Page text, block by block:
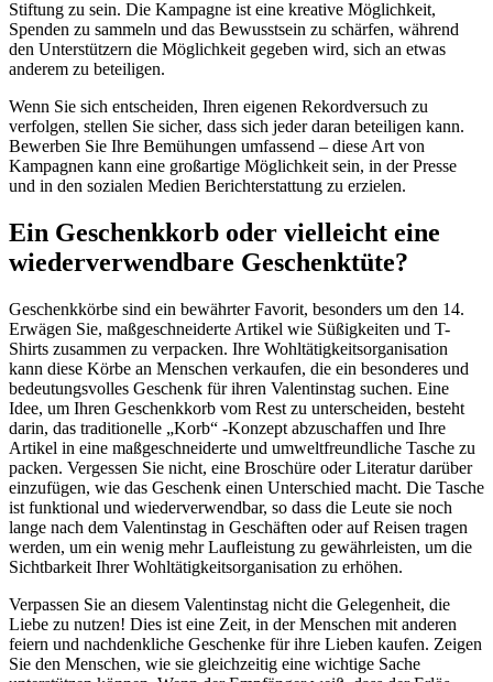
Stiftung zu sein. Die Kampagne ist eine kreative Möglichkeit,
Spenden zu sammeln und das Bewusstsein zu schärfen, während
den Unterstützern die Möglichkeit gegeben wird, sich an etwas
anderem zu beteiligen.
Wenn Sie sich entscheiden, Ihren eigenen Rekordversuch zu
verfolgen, stellen Sie sicher, dass sich jeder daran beteiligen kann.
Bewerben Sie Ihre Bemühungen umfassend – diese Art von
Kampagnen kann eine großartige Möglichkeit sein, in der Presse
und in den sozialen Medien Berichterstattung zu erzielen.
Ein Geschenkkorb oder vielleicht eine
wiederverwendbare Geschenktüte?
Geschenkkörbe sind ein bewährter Favorit, besonders um den 14.
Erwägen Sie, maßgeschneiderte Artikel wie Süßigkeiten und T-
Shirts zusammen zu verpacken. Ihre Wohltätigkeitsorganisation
kann diese Körbe an Menschen verkaufen, die ein besonderes und
bedeutungsvolles Geschenk für ihren Valentinstag suchen. Eine
Idee, um Ihren Geschenkkorb vom Rest zu unterscheiden, besteht
darin, das traditionelle „Korb“ -Konzept abzuschaffen und Ihre
Artikel in eine maßgeschneiderte und umweltfreundliche Tasche zu
packen. Vergessen Sie nicht, eine Broschüre oder Literatur darüber
einzufügen, wie das Geschenk einen Unterschied macht. Die Tasche
ist funktional und wiederverwendbar, so dass die Leute sie noch
lange nach dem Valentinstag in Geschäften oder auf Reisen tragen
werden, um ein wenig mehr Laufleistung zu gewährleisten, um die
Sichtbarkeit Ihrer Wohltätigkeitsorganisation zu erhöhen.
Verpassen Sie an diesem Valentinstag nicht die Gelegenheit, die
Liebe zu nutzen! Dies ist eine Zeit, in der Menschen mit anderen
feiern und nachdenkliche Geschenke für ihre Lieben kaufen. Zeigen
Sie den Menschen, wie sie gleichzeitig eine wichtige Sache